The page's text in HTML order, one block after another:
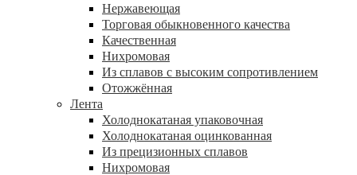
Нержавеющая
Торговая обыкновенного качества
Качественная
Нихромовая
Из сплавов с высоким сопротивлением
Отожжённая
Лента
Холоднокатаная упаковочная
Холоднокатаная оцинкованная
Из прецизионных сплавов
Нихромовая